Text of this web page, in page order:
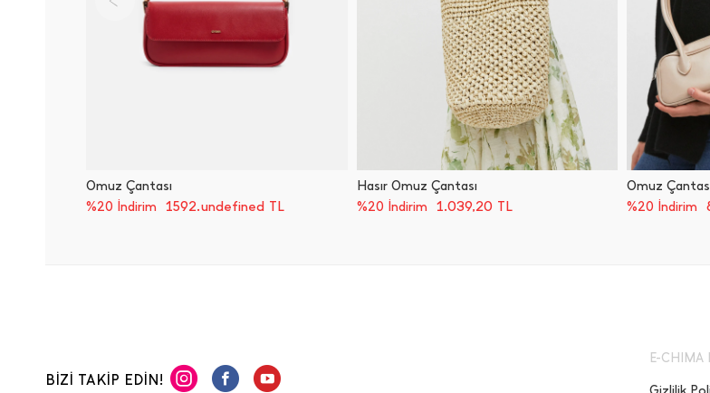
Omuz Çantası
%20 İndirim
1592.undefined TL
Hasır Omuz Çantası
%20 İndirim
1.039,20 TL
Omuz
%20 İndirim
BİZİ TAKİP EDİN!
E-CHIMA